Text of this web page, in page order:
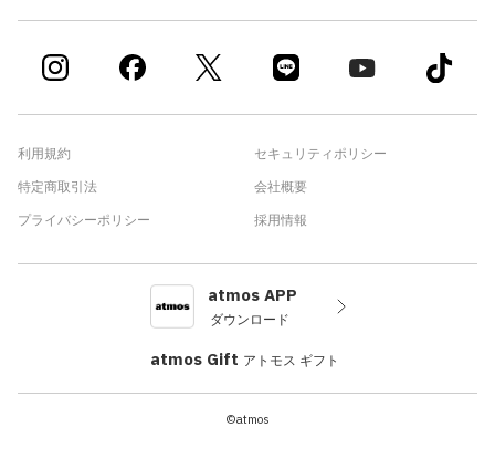
利用規約
特定商取引法
プライバシーポリシー
セキュリティポリシー
会社概要
採用情報
atmos APP
ダウンロード
atmos Gift アトモス ギフト
©atmos